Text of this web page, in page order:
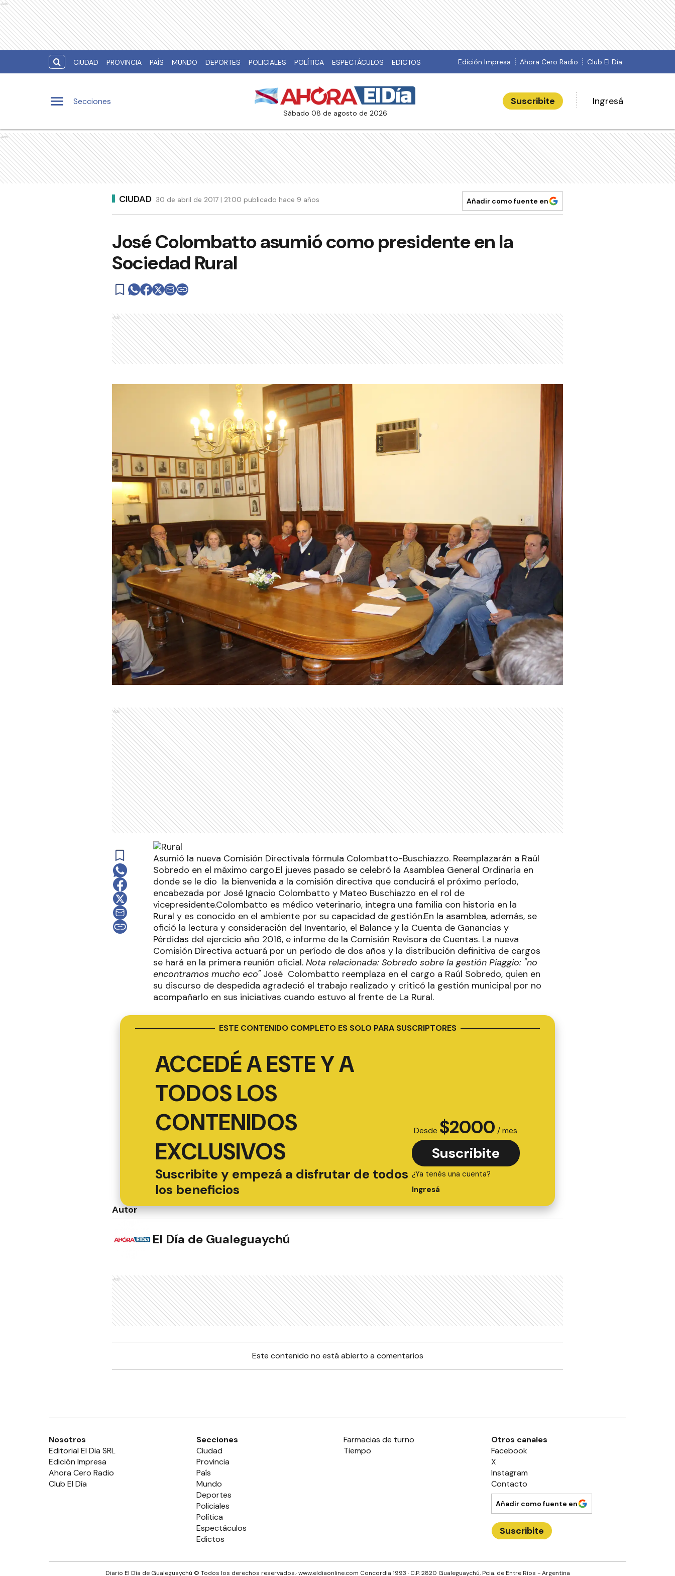
Ads
CIUDAD PROVINCIA PAÍS MUNDO DEPORTES POLICIALES POLÍTICA ESPECTÁCULOS EDICTOS Edición Impresa Ahora Cero Radio Club El Día
Secciones
sábado 08 de agosto de 2026
Suscribite Ingresá
Ads
CIUDAD 30 de abril de 2017 | 21:00 publicado hace 9 años Añadir como fuente en
José Colombatto asumió como presidente en la
Sociedad Rural
Ads
Ads
Asumió la nueva Comisión Directivala fórmula Colombatto-Buschiazzo. Reemplazarán a Raúl
Sobredo en el máximo cargo.El jueves pasado se celebró la Asamblea General Ordinaria en
donde se le dio la bienvenida a la comisión directiva que conducirá el próximo período,
encabezada por José Ignacio Colombatto y Mateo Buschiazzo en el rol de
vicepresidente.Colombatto es médico veterinario, integra una familia con historia en la
Rural y es conocido en el ambiente por su capacidad de gestión.En la asamblea, además, se
ofició la lectura y consideración del Inventario, el Balance y la Cuenta de Ganancias y
Pérdidas del ejercicio año 2016, e informe de la Comisión Revisora de Cuentas. La nueva
Comisión Directiva actuará por un período de dos años y la distribución definitiva de cargos
se hará en la primera reunión oficial. Nota relacionada: Sobredo sobre la gestión Piaggio: "no
encontramos mucho eco"José Colombatto reemplaza en el cargo a Raúl Sobredo, quien en
su discurso de despedida agradeció el trabajo realizado y criticó la gestión municipal por no
acompañarlo en sus iniciativas cuando estuvo al frente de La Rural.
ESTE CONTENIDO COMPLETO ES SOLO PARA SUSCRIPTORES
ACCEDÉ A ESTE Y A
TODOS LOS
CONTENIDOS
EXCLUSIVOS
Suscribite y empezá a disfrutar de todos
los beneficios
Desde $2000 / mes
Suscribite
¿Ya tenés una cuenta?
Ingresá
Autor
El Día de Gualeguaychú
Ads
Este contenido no está abierto a comentarios
Nosotros
Editorial El Dia SRL
Edición Impresa
Ahora Cero Radio
Club El Día
Secciones
Ciudad
Provincia
País
Mundo
Deportes
Policiales
Política
Espectáculos
Edictos
Farmacias de turno
Tiempo
Otros canales
Facebook
X
Instagram
Contacto
Añadir como fuente en
Suscribite
Diario El Día de Gualeguaychú © Todos los derechos reservados.· www.eldiaonline.com Concordia 1993 · C.P.2820 Gualeguaychú, Pcia. de Entre Ríos - Argentina